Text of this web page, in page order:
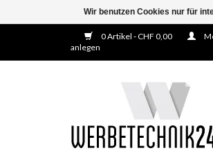
0 Artikel - CHF 0,00
anlegen
Wir benutzen Cookies nur für